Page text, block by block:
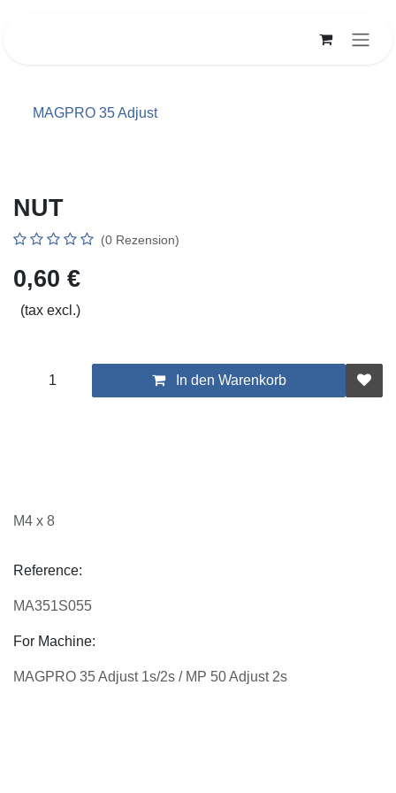
MAGPRO 35 Adjust
NUT
(0 Rezension)
0,60 €
(tax excl.)
In den Warenkorb
M4 x 8
Reference:
MA351S055
For Machine:
MAGPRO 35 Adjust 1s/2s / MP 50 Adjust 2s